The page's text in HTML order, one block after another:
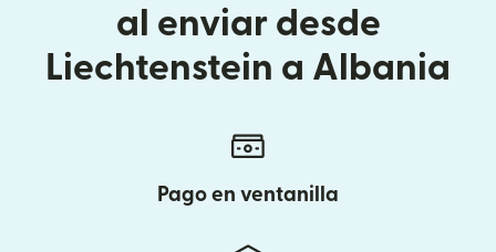
al enviar desde
Liechtenstein a Albania
Pago en ventanilla